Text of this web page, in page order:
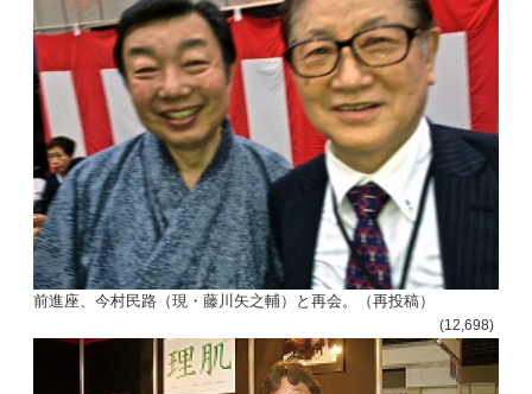
前進座、今村民路（現・藤川矢之輔）と再会。（再投稿）
(12,698)